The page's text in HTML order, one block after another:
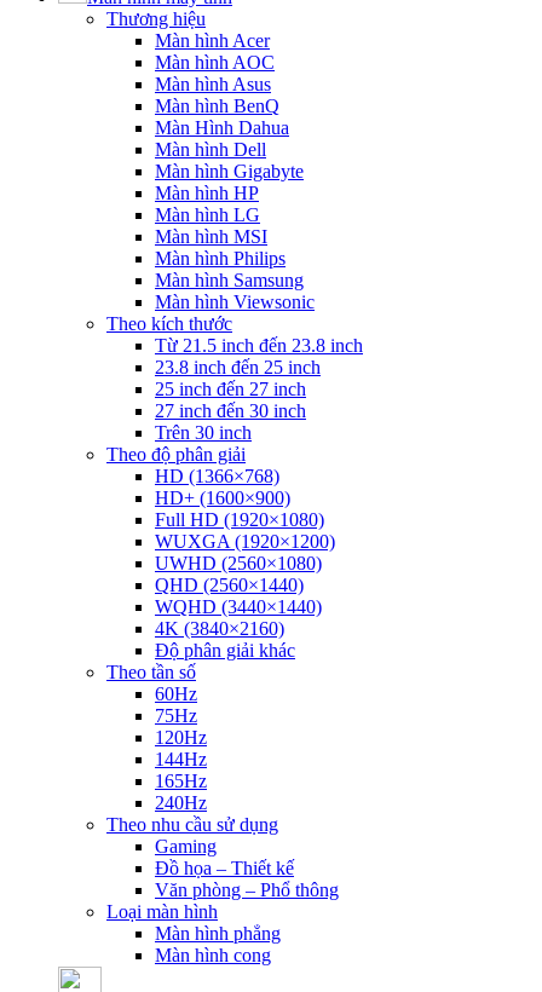
Thương hiệu
Màn hình Acer
Màn hình AOC
Màn hình Asus
Màn hình BenQ
Màn Hình Dahua
Màn hình Dell
Màn hình Gigabyte
Màn hình HP
Màn hình LG
Màn hình MSI
Màn hình Philips
Màn hình Samsung
Màn hình Viewsonic
Theo kích thước
Từ 21.5 inch đến 23.8 inch
23.8 inch đến 25 inch
25 inch đến 27 inch
27 inch đến 30 inch
Trên 30 inch
Theo độ phân giải
HD (1366×768)
HD+ (1600×900)
Full HD (1920×1080)
WUXGA (1920×1200)
UWHD (2560×1080)
QHD (2560×1440)
WQHD (3440×1440)
4K (3840×2160)
Độ phân giải khác
Theo tần số
60Hz
75Hz
120Hz
144Hz
165Hz
240Hz
Theo nhu cầu sử dụng
Gaming
Đồ họa – Thiết kế
Văn phòng – Phổ thông
Loại màn hình
Màn hình phẳng
Màn hình cong